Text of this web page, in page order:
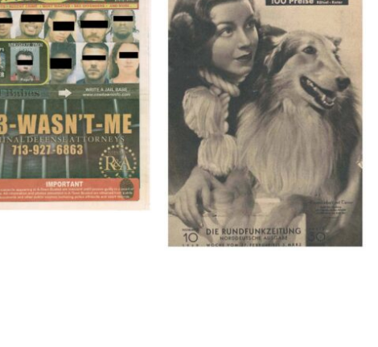
HÖR ZU! – 1949, NUMMER 10,
Woche vom 27. Februar bis 05.
März
BUSTED – 8/15/16–
9/1/16